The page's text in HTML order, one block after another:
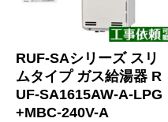
RUF-SAシリーズ スリ
ムタイプ ガス給湯器 R
UF-SA1615AW-A-LPG
+MBC-240V-A